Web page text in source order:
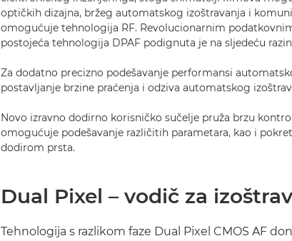
optičkih dizajna, bržeg automatskog izoštravanja i
omogućuje tehnologija RF. Revolucionarnim
postojeća tehnologija DPAF podignuta je na sljedeću
Za dodatno precizno podešavanje performansi
postavljanje brzine praćenja i odziva automatskog
Novo izravno dodirno korisničko sučelje pruža brzu
omogućuje podešavanje različitih parametara, kao i
dodirom prsta.
Dual Pixel – vodič za
Tehnologija s razlikom faze Dual Pixel CMOS AF